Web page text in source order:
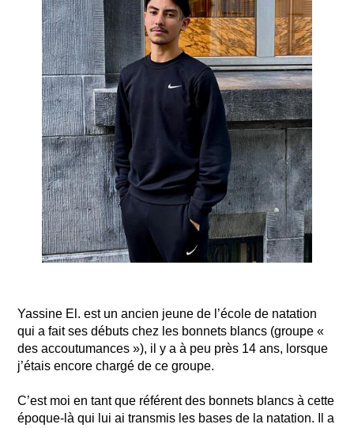
Yassine El. est un ancien jeune de l’école de natation
qui a fait ses débuts chez les bonnets blancs (groupe «
des accoutumances »), il y a à peu près 14 ans, lorsque
j’étais encore chargé de ce groupe.
C’est moi en tant que référent des bonnets blancs à cette
époque-là qui lui ai transmis les bases de la natation. Il a